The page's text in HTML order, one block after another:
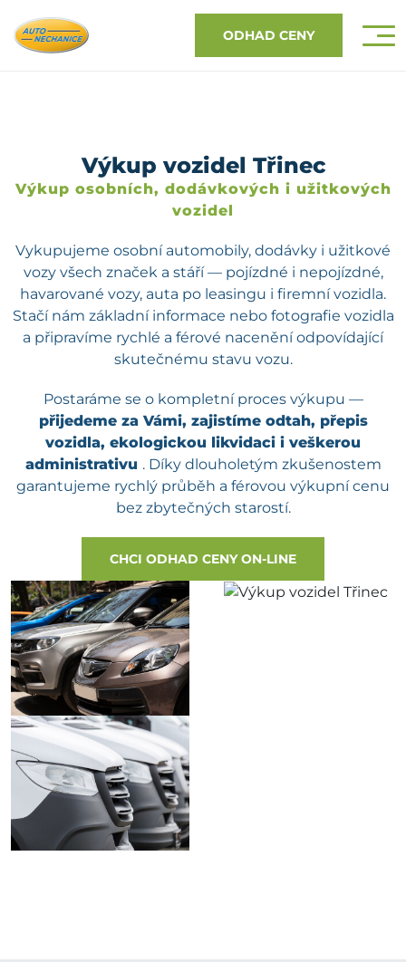
ODHAD CENY
Výkup vozidel Třinec
Výkup osobních, dodávkových i užitkových
vozidel
Vykupujeme osobní automobily, dodávky i užitkové
vozy všech značek a stáří — pojízdné i nepojízdné,
havarované vozy, auta po leasingu i firemní vozidla.
Stačí nám základní informace nebo fotografie vozidla
a připravíme rychlé a férové nacenění odpovídající
skutečnému stavu vozu.
Postaráme se o kompletní proces výkupu —
přijedeme za Vámi, zajistíme odtah, přepis
vozidla, ekologickou likvidaci i veškerou
administrativu . Díky dlouholetým zkušenostem
garantujeme rychlý průběh a férovou výkupní cenu
bez zbytečných starostí.
CHCI ODHAD CENY ON-LINE